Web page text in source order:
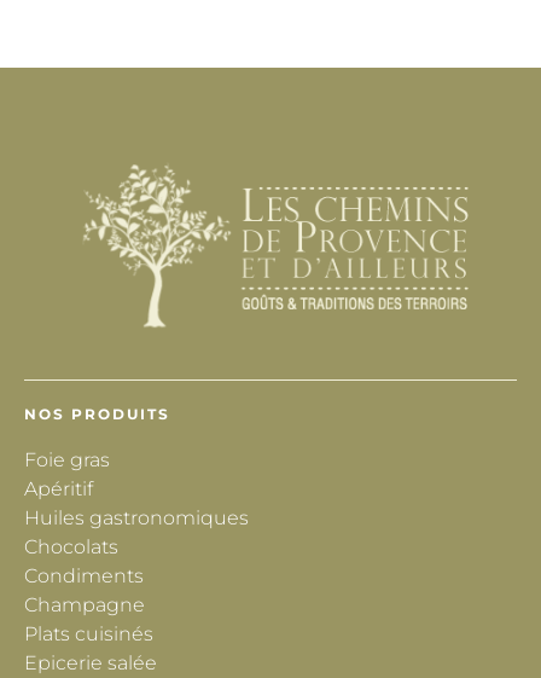
NOS PRODUITS
Foie gras
Apéritif
Huiles gastronomiques
Chocolats
Condiments
Champagne
Plats cuisinés
Epicerie salée